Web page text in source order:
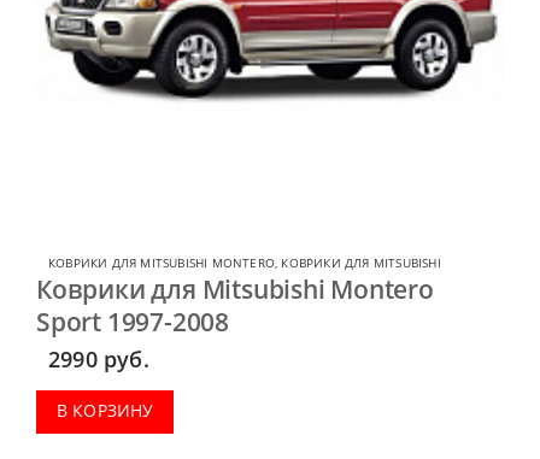
КОВРИКИ ДЛЯ MITSUBISHI MONTERO, КОВРИКИ ДЛЯ MITSUBISHI
Коврики для Mitsubishi Montero
Sport 1997-2008
2990 руб.
В КОРЗИНУ